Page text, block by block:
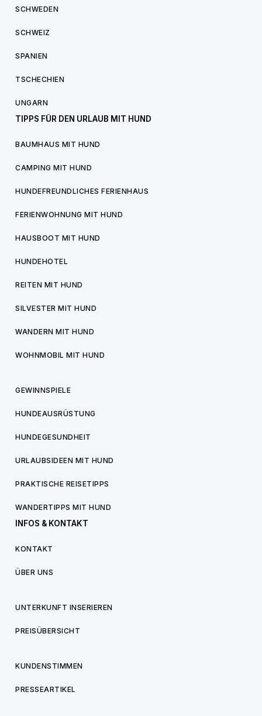
SCHWEDEN
SCHWEIZ
SPANIEN
TSCHECHIEN
UNGARN
TIPPS FÜR DEN URLAUB MIT HUND
BAUMHAUS MIT HUND
CAMPING MIT HUND
HUNDEFREUNDLICHES FERIENHAUS
FERIENWOHNUNG MIT HUND
HAUSBOOT MIT HUND
HUNDEHOTEL
REITEN MIT HUND
SILVESTER MIT HUND
WANDERN MIT HUND
WOHNMOBIL MIT HUND
GEWINNSPIELE
HUNDEAUSRÜSTUNG
HUNDEGESUNDHEIT
URLAUBSIDEEN MIT HUND
PRAKTISCHE REISETIPPS
WANDERTIPPS MIT HUND
INFOS & KONTAKT
KONTAKT
ÜBER UNS
UNTERKUNFT INSERIEREN
PREISÜBERSICHT
KUNDENSTIMMEN
PRESSEARTIKEL